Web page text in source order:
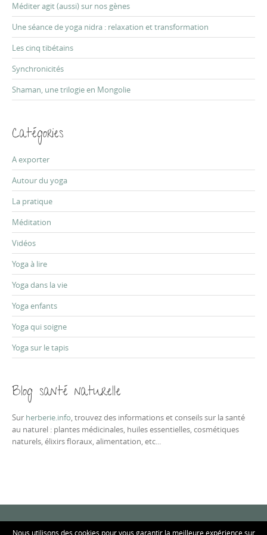
f
o
r
:
Méditer agit (aussi) sur nos gènes
Une séance de yoga nidra : relaxation et transformation
Les cinq tibétains
Synchronicités
Shaman, une trilogie en Mongolie
Catégories
A exporter
Autour du yoga
La pratique
Méditation
Vidéos
Yoga à lire
Yoga dans la vie
Yoga enfants
Yoga qui soigne
Yoga sur le tapis
Blog santé naturelle
Sur herberie.info, trouvez des informations et conseils sur la santé
au naturel : plantes médicinales, huiles essentielles, cosmétiques
naturels, élixirs floraux, alimentation, etc...
Nous utilisons des cookies pour vous garantir la meilleure expérience sur